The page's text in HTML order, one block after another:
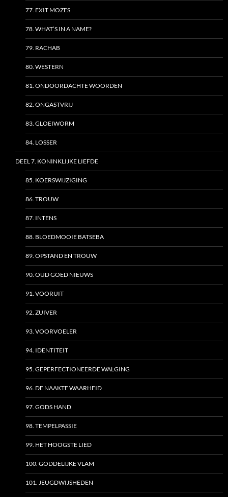
77. EXIT MOZES
78. WHAT’S IN A NAME?
79. RACHAB
80. WESTERN
81. ONDOORDACHTE WOORDEN
82. ONGASTVRIJ
83. GLOEIWORM
84. LOSSER
DEEL 7. KONINKLIJKE LIEFDE
85. KOERSWIJZIGING
86. TROUW
87. INTENS
88. BLOEDMOOIE BATSEBA
89. OPSTAND EN TROUW
90. OUD GOED NIEUWS
91. VOORUIT
92. ZUIVER
93. VOORVOELER
94. IDENTITEIT
95. GEPERFECTIONEERDE WALGING
96. DE NAAKTE WAARHEID
97. GODS HAND
98. TEMPELPASSIE
99. HET HOOGSTE LIED
100. GODDELIJKE VLAM
101. JEUGDWIJSHEDEN